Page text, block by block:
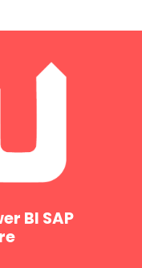
BI SAP